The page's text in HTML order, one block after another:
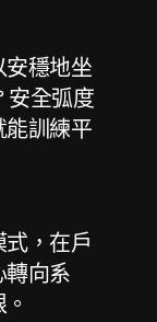
穩地坐
安全弧度
訓練平
，在戶
向系